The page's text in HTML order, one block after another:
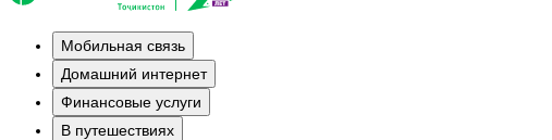
Мобильная связь
Домашний интернет
Финансовые услуги
В путешествиях